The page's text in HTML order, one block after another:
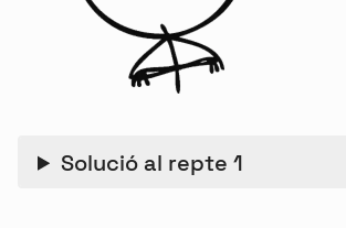
Solució al repte 1